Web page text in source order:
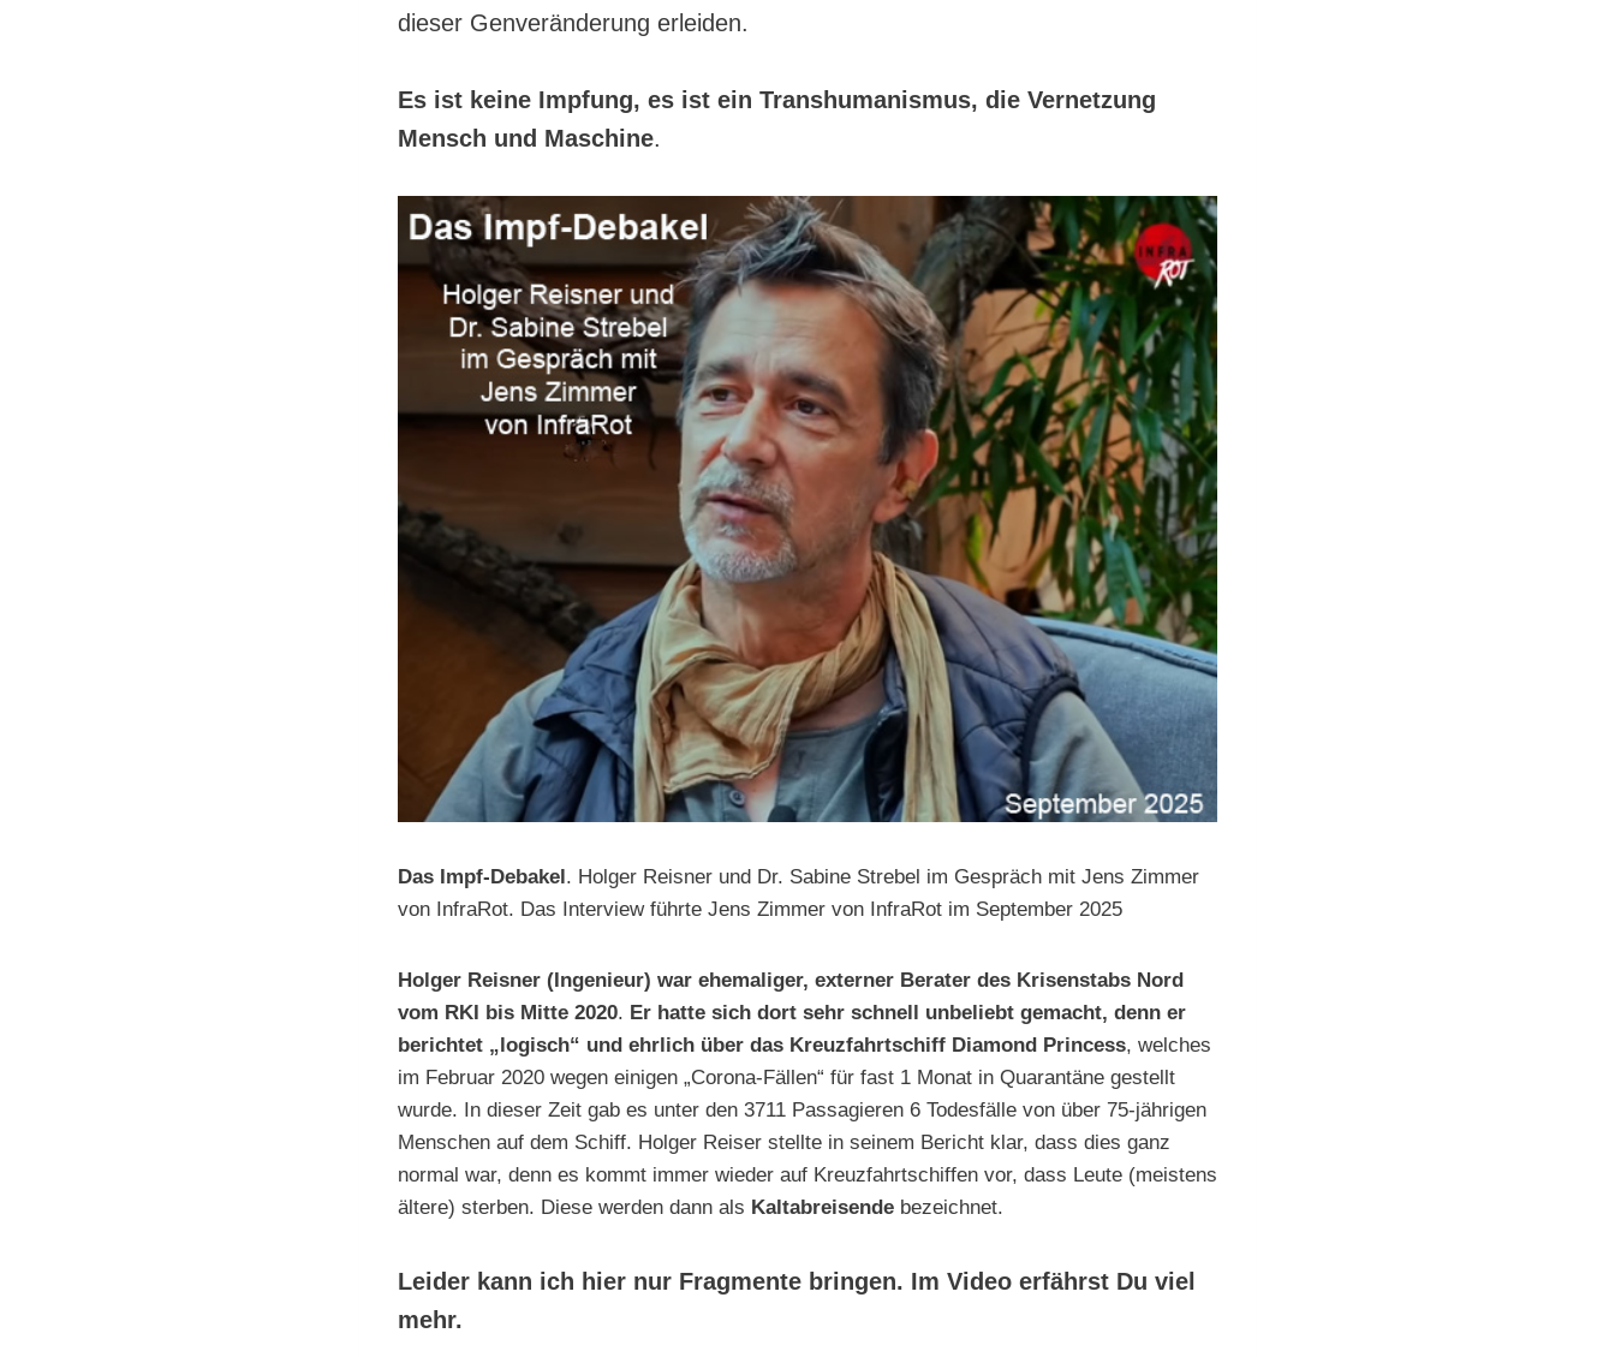
dieser Genveränderung erleiden.
Es ist keine Impfung, es ist ein Transhumanismus, die Vernetzung
Mensch und Maschine.
Das Impf-Debakel . Holger Reisner und Dr. Sabine Strebel im Gespräch mit Jens Zimmer
von InfraRot. Das Interview führte Jens Zimmer von InfraRot im September 2025
Holger Reisner (Ingenieur) war ehemaliger, externer Berater des Krisenstabs Nord
vom RKI bis Mitte 2020. Er hatte sich dort sehr schnell unbeliebt gemacht, denn er
berichtet „logisch“ und ehrlich über das Kreuzfahrtschiff Diamond Princess, welches
im Februar 2020 wegen einigen „Corona-Fällen“ für fast 1 Monat in Quarantäne gestellt
wurde. In dieser Zeit gab es unter den 3711 Passagieren 6 Todesfälle von über 75-jährigen
Menschen auf dem Schiff. Holger Reiser stellte in seinem Bericht klar, dass dies ganz
normal war, denn es kommt immer wieder auf Kreuzfahrtschiffen vor, dass Leute (meistens
ältere) sterben. Diese werden dann als Kaltabreisende bezeichnet.
Leider kann ich hier nur Fragmente bringen. Im Video erfährst Du viel
mehr.